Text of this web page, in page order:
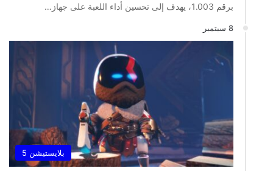
برقم 1.003، يهدف إلى تحسين أداء اللعبة على جهاز…
8 سبتمبر
بلايستيشن 5